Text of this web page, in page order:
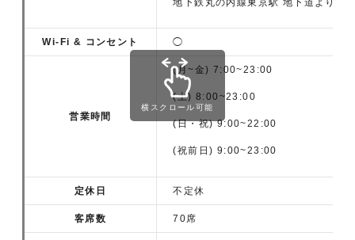
Wi-Fi & コンセント ◯
営業時間
(月~金) 7:00~23:00
(土) 8:00~23:00
(日・祝) 9:00~22:00
(祝前日) 9:00~23:00
定休日 不定休
客席数 70席
横スクロール可能